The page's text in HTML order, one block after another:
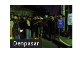
Denpasar